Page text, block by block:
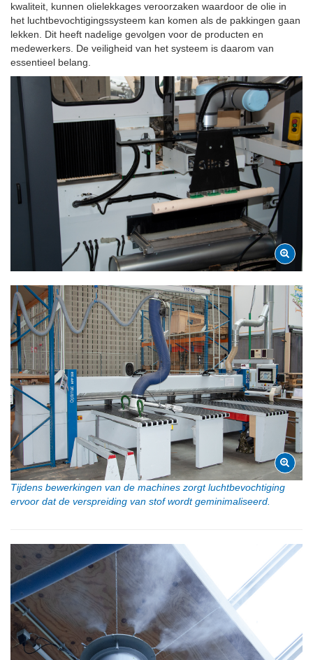
kwaliteit, kunnen olielekkages veroorzaken waardoor de olie in
het luchtbevochtigingssysteem kan komen als de pakkingen gaan
lekken. Dit heeft nadelige gevolgen voor de producten en
medewerkers. De veiligheid van het systeem is daarom van
essentieel belang.
Tijdens bewerkingen van de machines zorgt luchtbevochtiging
ervoor dat de verspreiding van stof wordt geminimaliseerd.